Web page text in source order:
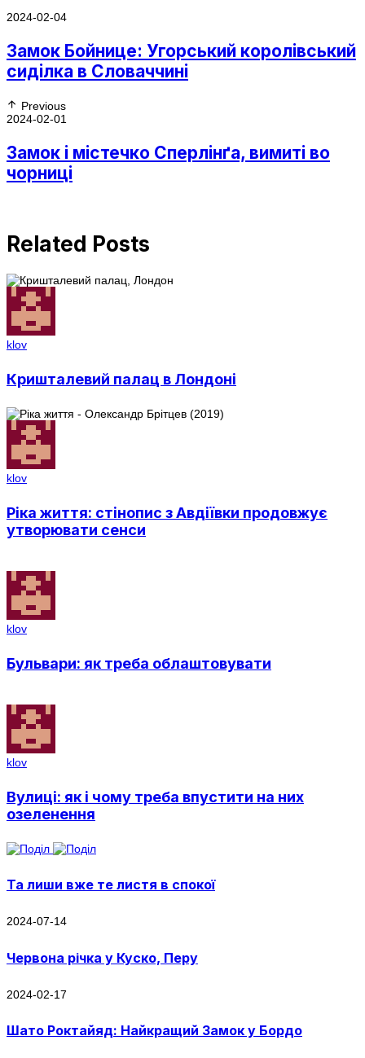
2024-02-04
Замок Бойнице: Угорський королівський
сиділка в Словаччині
Previous
2024-02-01
Замок і містечко Сперлінґа, вимиті во
чорниці
Related Posts
klov
Кришталевий палац в Лондоні
klov
Ріка життя: стінопис з Авдіївки продовжує
утворювати сенси
klov
Бульвари: як треба облаштовувати
klov
Вулиці: як і чому треба впустити на них
озеленення
Та лиши вже те листя в спокої
2024-07-14
Червона річка у Куско, Перу
2024-02-17
Шато Роктайяд: Найкращий Замок у Бордо